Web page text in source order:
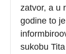
zatvor, a u
godine to
sukobu